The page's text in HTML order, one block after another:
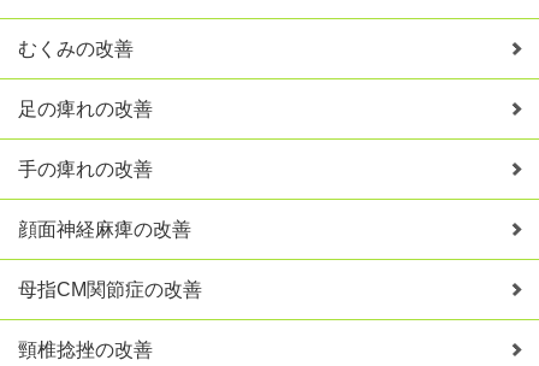
むくみの改善
足の痺れの改善
手の痺れの改善
顔面神経麻痺の改善
母指CM関節症の改善
頸椎捻挫の改善